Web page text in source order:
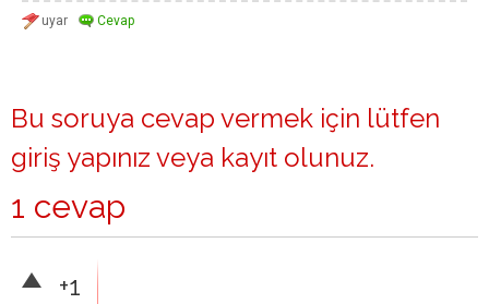
Bu soruya cevap vermek için lütfen
giriş yapınız veya kayıt olunuz.
1 cevap
+1